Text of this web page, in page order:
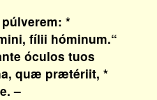
*
fílii hóminum.“
óculos tuos
quæ prætériit, *
–